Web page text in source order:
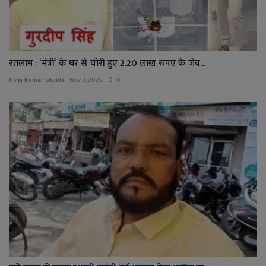
रतलाम : ‘मंत्री’ के घर से चोरी हुए 2.20 लाख रुपए के जेव...
Niraj Kumar Shukla Nov 3, 2025 0